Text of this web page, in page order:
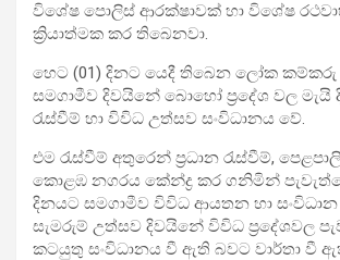
විශේෂ පොලිස් ආරක්ෂාවක් හා විශේෂ
ක්‍රියාත්මක කර තිබෙනවා.
හෙට (01) දිනට යෙදී තිබෙන ලෝක
සමගාමීව දිවයිනේ බොහෝ ප්‍රදේශ වල මැයි
රැස්වීම් හා විවිධ උත්සව සංවිධානය වේ.
එම රැස්වීම් අතුරෙන් ප්‍රධාන රැස්වීම්,
කොළඹ නගරය කේන්ද්‍ර කර ගනිමින්
දිනයට සමගාමීව විවිධ ආයතන හා
සැමරුම් උත්සව දිවයිනේ විවිධ ප්‍රදේශවල
කටයුතු සංවිධානය වී ඇති බවට වාර්තා වී